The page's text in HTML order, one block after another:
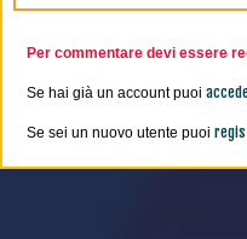
Per commentare devi essere
Se hai già un account puoi
Se sei un nuovo utente puoi